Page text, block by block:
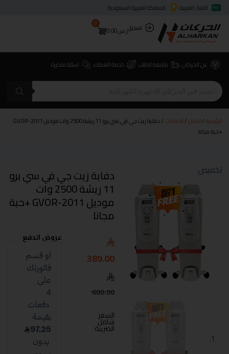
اللغة: العربية
المملكة العربية السعودية
تسجيلر.س0.00
0
عن الحركان متابعة الطلب خدمة العملاء اسئلة متكررة
الرئيسية/المتجر/الدفايات
/ دفاية زيت جي في سي برو 11 ريشة 2500 وات موديل GVOR-2011
+حبة مجانا
تخفيض دفاية زيت جي في سي برو
11 ريشة 2500 وات
موديل GVOR-2011 +حبة
مجانا
600.00
389.00
السعر
شامل
الضريبة
عروض الدفع